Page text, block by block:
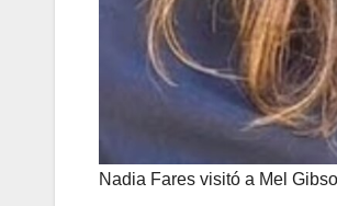
Nadia Fares visitó a Mel